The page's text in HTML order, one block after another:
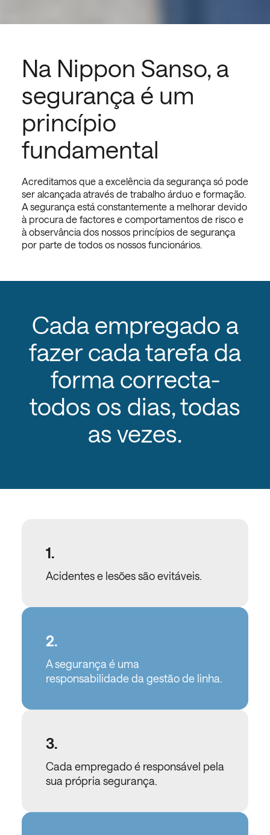
Na Nippon Sanso, a
segurança é um
princípio
fundamental
Acreditamos que a excelência da segurança só pode
ser alcançada através de trabalho árduo e formação.
A segurança está constantemente a melhorar devido
à procura de factores e comportamentos de risco e
à observância dos nossos princípios de segurança
por parte de todos os nossos funcionários.
Cada empregado a
fazer cada tarefa da
forma correcta-
todos os dias, todas
as vezes.
1.
Acidentes e lesões são evitáveis.
2.
A segurança é uma
responsabilidade da gestão de linha.
3.
Cada empregado é responsável pela
sua própria segurança.